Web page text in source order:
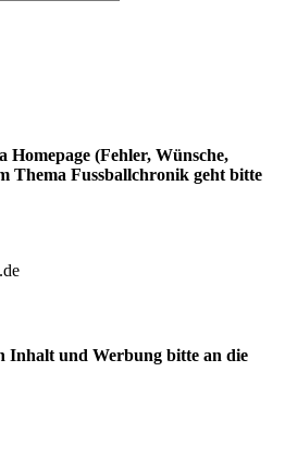
Homepage (Fehler, Wünsche,
Thema Fussballchronik geht bitte
Inhalt und Werbung bitte an die